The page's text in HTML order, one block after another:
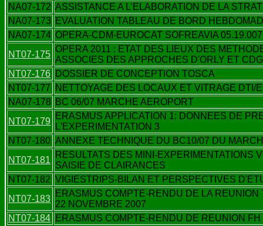
NA07-172 ASSISTANCE A L'ELABORATION DE LA
NA07-173 EVALUATION TABLEAU DE BORD
NA07-174 OPERA-CDM-EUROCAT SOFREAVIA
NT07-175
OPERA 2011 : ETAT DES LIEUX DES
ASSOCIES DES APPROCHES D'ORLY ET CDG
NT07-176 DOSSIER DE CONCEPTION TOSCA
NT07-177
NETTOYAGE DES LOCAUX ET VITRAGE DTI/
NA07-178 BC 06/07 MARCHE AEROPORT
NT07-179
ERASMUS APPLICATION 1: DONNEES DE
L'EXPERIMENTATION 3
NT07-180 ANNEXE TECHNIQUE DU BC10/07 DU
NT07-181
RESULTATS DES MINI-EXPERIMENTATIONS
SAISIE DE CLAIRANCES
NT07-182 VIGIESTRIPS-BILAN ET PERSPECTIVES
NT07-183
ERASMUS COMPTE-RENDU DE LA
22 NOVEMBRE 2007
NT07-184 ERASMUS COMPTE-RENDU DE REUNION